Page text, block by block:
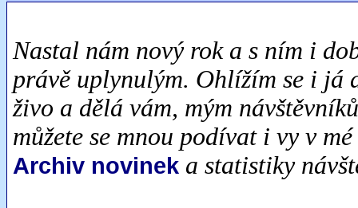
Nastal nám nový rok a s ním i
právě uplynulým. Ohlížím se i já
živo a dělá vám, mým
můžete se mnou podívat i vy v
Archiv novinek a statistiky